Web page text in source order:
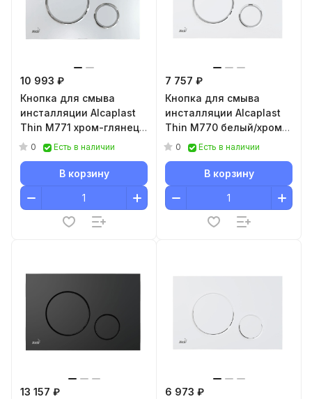
10 993 ₽
Кнопка для смыва
инсталляции Alcaplast
Thin M771 хром-глянец/
хром-мат
0 Есть в наличии
В корзину
7 757 ₽
Кнопка для смыва
инсталляции Alcaplast
Thin M770 белый/хром-
глянец
0 Есть в наличии
В корзину
13 157 ₽ 6 973 ₽